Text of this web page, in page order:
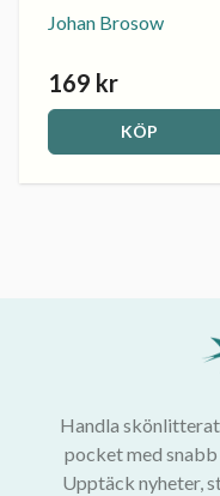
Johan Brosow
169 kr
KÖP
Handla
pocket med
Upptäck nyheter,